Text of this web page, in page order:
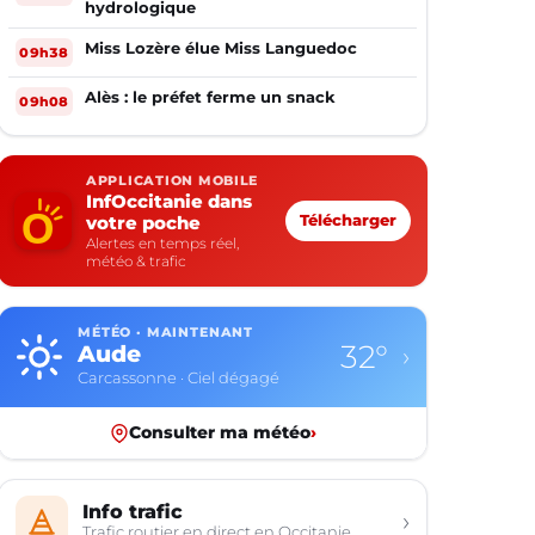
hydrologique
09h38 Miss Lozère élue Miss Languedoc
09h08 Alès : le préfet ferme un snack
APPLICATION MOBILE
InfOccitanie dans
votre poche
Alertes en temps réel,
météo & trafic
Télécharger
MÉTÉO · MAINTENANT
Aude
Carcassonne · Ciel dégagé
32° ›
Consulter ma météo›
Info trafic ›